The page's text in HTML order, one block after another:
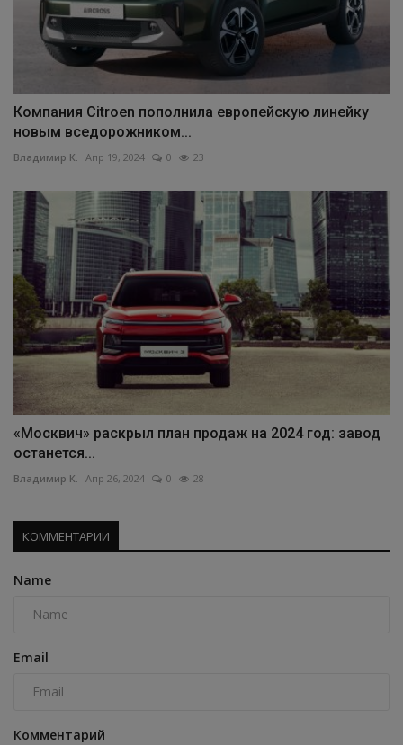
Компания Citroen пополнила европейскую линейку
новым вседорожником...
Владимир К. Апр 19, 2024 0 23
«Москвич» раскрыл план продаж на 2024 год: завод
останется...
Владимир К. Апр 26, 2024 0 28
КОММЕНТАРИИ
Name
Email
Комментарий